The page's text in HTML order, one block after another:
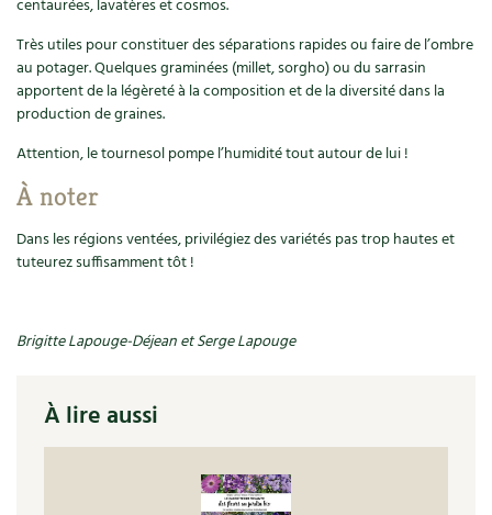
centaurées, lavatères et cosmos.
Très utiles pour constituer des séparations rapides ou faire de l’ombre
au potager. Quelques graminées (millet, sorgho) ou du sarrasin
apportent de la légèreté à la composition et de la diversité dans la
production de graines.
Attention, le tournesol pompe l’humidité tout autour de lui !
À noter
Dans les régions ventées, privilégiez des variétés pas trop hautes et
tuteurez suffisamment tôt !
Brigitte Lapouge-Déjean et Serge Lapouge
À lire aussi